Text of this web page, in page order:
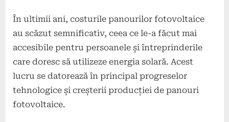
În ultimii ani, costurile panourilor fotovoltaice
au scăzut semnificativ, ceea ce le-a făcut mai
accesibile pentru persoanele și întreprinderile
care doresc să utilizeze energia solară. Acest
lucru se datorează în principal progreselor
tehnologice și creșterii producției de panouri
fotovoltaice.